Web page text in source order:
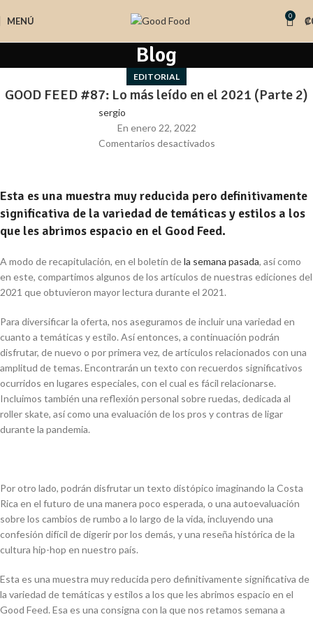
MENÚ 0 ₡
Blog
EDITORIAL
GOOD FEED #87: Lo más leído en el 2021 (Parte 2)
sergio
En enero 22, 2022
Comentarios desactivados
Esta es una muestra muy reducida pero definitivamente
significativa de la variedad de temáticas y estilos a los
que les abrimos espacio en el Good Feed.
A modo de recapitulación, en el boletín dela semana pasada, así como
en este, compartimos algunos de los artículos de nuestras ediciones del
2021 que obtuvieron mayor lectura durante el 2021.
Para diversificar la oferta, nos aseguramos de incluir una variedad en
cuanto a temáticas y estilo. Así entonces, a continuación podrán
disfrutar, de nuevo o por primera vez, de artículos relacionados con una
amplitud de temas. Encontrarán un texto con recuerdos significativos
ocurridos en lugares especiales, con el cual es fácil relacionarse.
Incluimos también una reflexión personal sobre ruedas, dedicada al
roller skate, así como una evaluación de los pros y contras de ligar
durante la pandemia.
Por otro lado, podrán disfrutar un texto distópico imaginando la Costa
Rica en el futuro de una manera poco esperada, o una autoevaluación
sobre los cambios de rumbo a lo largo de la vida, incluyendo una
confesión difícil de digerir por los demás, y una reseña histórica de la
cultura hip-hop en nuestro país.
Esta es una muestra muy reducida pero definitivamente significativa de
la variedad de temáticas y estilos a los que les abrimos espacio en el
Good Feed. Esa es una consigna con la que nos retamos semana a